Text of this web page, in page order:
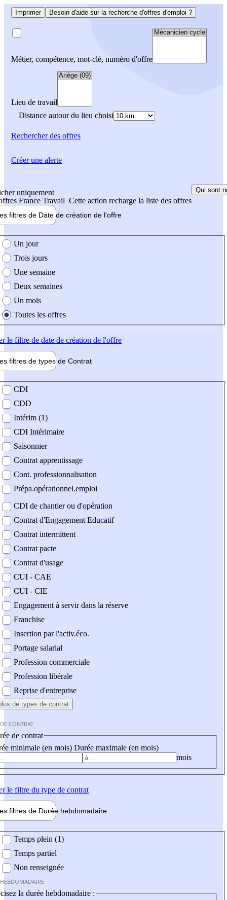
Imprimer Besoin d'aide sur la recherche d'offres d'emploi ?
Métier, compétence, mot-clé, numéro d'offre
Lieu de travail
Distance autour du lieu choisi
Rechercherdes offres
uniquement
France Travail Cette action recharge la liste des offres
Qui sont
filtres de Date de création de l'offre
création de l'offre
Un jour
Trois jours
Une semaine
Deux semaines
Un mois
Toutes les offres
le filtre de date de création de l'offre
filtres de types de Contrat
contrat
CDI
CDD
Intérim (1)
CDI Intérimaire
Saisonnier
Contrat apprentissage
Cont. professionnalisation
Prépa.opérationnel.emploi
CDI de chantier ou d'opération
Contrat d'Engagement Educatif
Contrat intermittent
Contrat pacte
Contrat d'usage
CUI - CAE
CUI - CIE
Engagement à servir dans la réserve
Franchise
Insertion par l'activ.éco.
Portage salarial
Profession commerciale
Profession libérale
Reprise d'entreprise
de types de contrat
CONTRAT
de contrat
minimale (en mois) Durée maximale (en mois)
mois
le filtre du type de contrat
filtres de Durée hebdomadaire
Temps plein (1)
Temps partiel
Non renseignée
la durée hebdomadaire :
Créer une alerte